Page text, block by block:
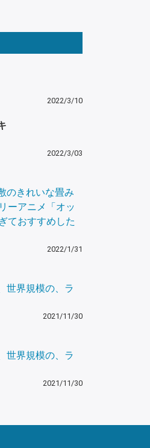
2022/3/10
2022/3/03
のきれいな畳み
ーアニメ「オッ
ておすすめした
2022/1/31
世界規模の、ラ
2021/11/30
世界規模の、ラ
2021/11/30